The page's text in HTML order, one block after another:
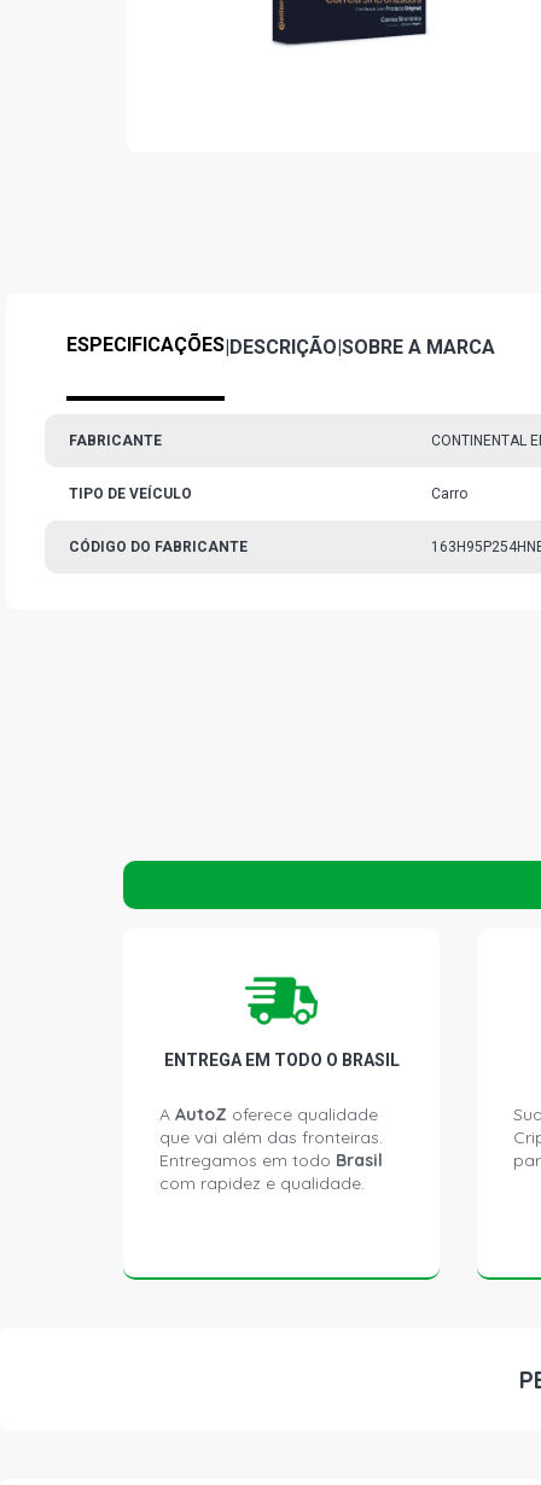
ESPECIFICAÇÕES|DESCRIÇÃO|SOBRE A MARCA
FABRICANTE CONTINENTAL
TIPO DE VEÍCULO Carro
CÓDIGO DO FABRICANTE
ENTREGA EM TODO O BRASIL
A AutoZ oferece qualidade
que vai além das fronteiras.
Entregamos em todo Brasil
com rapidez e qualidade.